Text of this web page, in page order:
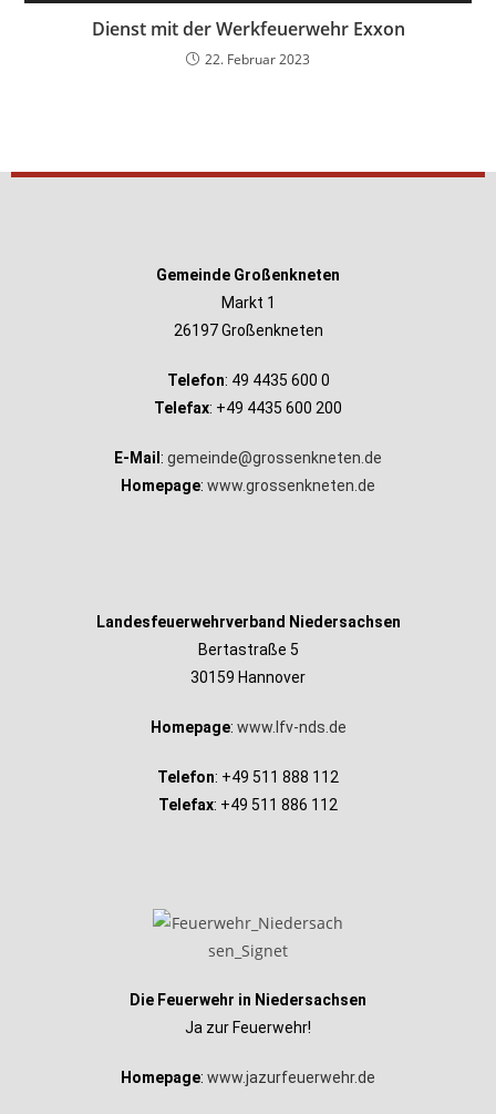
Dienst mit der Werkfeuerwehr Exxon
22. Februar 2023
Gemeinde Großenkneten
Markt 1
26197 Großenkneten
Telefon: 49 4435 600 0
Telefax: +49 4435 600 200
E-Mail : gemeinde@grossenkneten.de
Homepage: www.grossenkneten.de
Landesfeuerwehrverband Niedersachsen
Bertastraße 5
30159 Hannover
Homepage: www.lfv-nds.de
Telefon: +49 511 888 112
Telefax: +49 511 886 112
Die Feuerwehr in Niedersachsen
Ja zur Feuerwehr!
Homepage: www.jazurfeuerwehr.de